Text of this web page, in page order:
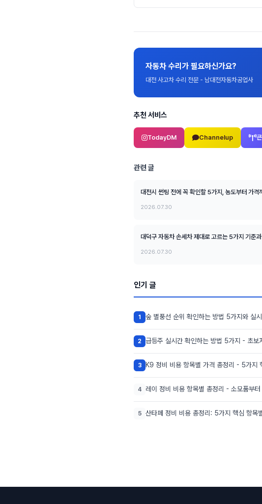
자동차 수리가 필요하신가요?
대전 사고차 수리 전문 - 남대전자동차공업사
추천 서비스
TodayDM Channelup
관련 글
대전시 썬팅 전에 꼭 확인할 5가지, 농도부터 가격
2026.07.30
대덕구 자동차 손세차 제대로 고르는 5가지 기준
2026.07.30
인기 글
1 숲 별풍선 순위 확인하는 방법 5가지와 실
2 급등주 실시간 확인하는 방법 5가지 - 초보
3 K9 정비 비용 항목별 가격 총정리 - 5가지
4 레이 정비 비용 항목별 총정리 - 소모품부
5 산타페 정비 비용 총정리: 5가지 핵심 항목